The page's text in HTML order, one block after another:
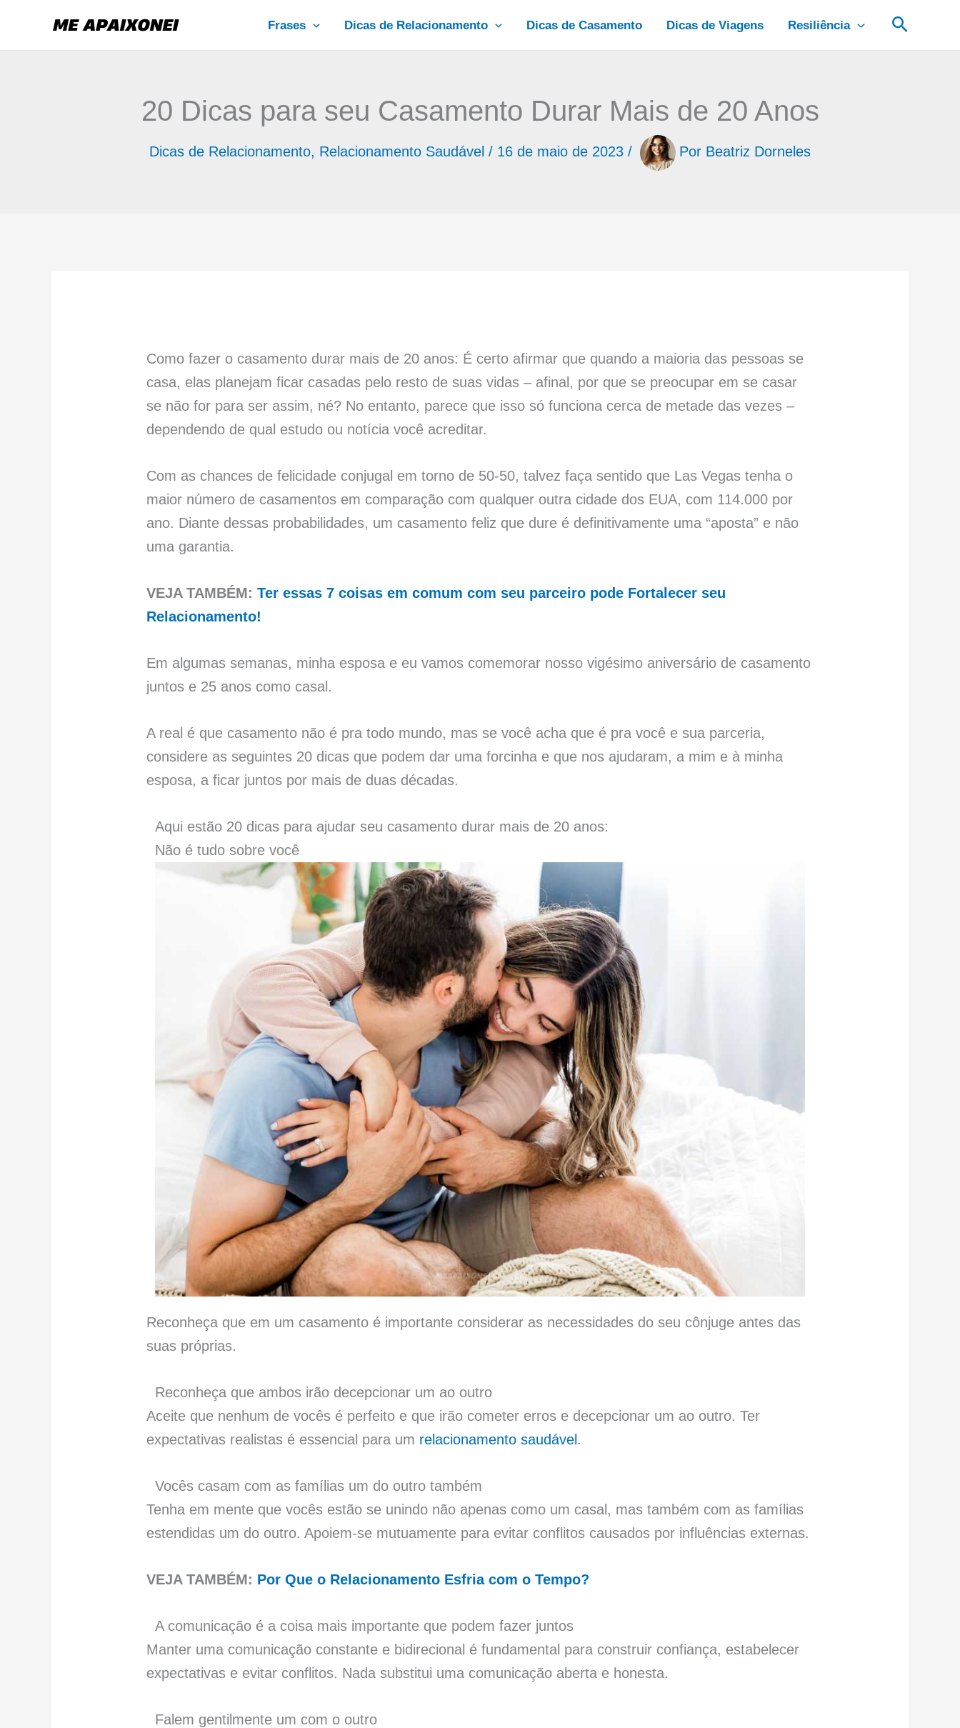
Frases Dicas de Relacionamento Dicas de Casamento Dicas de Viagens Resiliência
20 Dicas para seu Casamento Durar Mais de 20 Anos
Dicas de Relacionamento, Relacionamento Saudável / 16 de maio de 2023 / Por Beatriz Dorneles
Como fazer o casamento durar mais de 20 anos: É certo afirmar que quando a maioria das pessoas se
casa, elas planejam ficar casadas pelo resto de suas vidas – afinal, por que se preocupar em se casar
se não for para ser assim, né? No entanto, parece que isso só funciona cerca de metade das vezes –
dependendo de qual estudo ou notícia você acreditar.
Com as chances de felicidade conjugal em torno de 50-50, talvez faça sentido que Las Vegas tenha o
maior número de casamentos em comparação com qualquer outra cidade dos EUA, com 114.000 por
ano. Diante dessas probabilidades, um casamento feliz que dure é definitivamente uma “aposta” e não
uma garantia.
VEJA TAMBÉM:Ter essas 7 coisas em comum com seu parceiro pode Fortalecer seu
Relacionamento!
Em algumas semanas, minha esposa e eu vamos comemorar nosso vigésimo aniversário de casamento
juntos e 25 anos como casal.
A real é que casamento não é pra todo mundo, mas se você acha que é pra você e sua parceria,
considere as seguintes 20 dicas que podem dar uma forcinha e que nos ajudaram, a mim e à minha
esposa, a ficar juntos por mais de duas décadas.
Aqui estão 20 dicas para ajudar seu casamento durar mais de 20 anos:
Não é tudo sobre você
Reconheça que em um casamento é importante considerar as necessidades do seu cônjuge antes das
suas próprias.
Reconheça que ambos irão decepcionar um ao outro
Aceite que nenhum de vocês é perfeito e que irão cometer erros e decepcionar um ao outro. Ter
expectativas realistas é essencial para um relacionamento saudável.
Vocês casam com as famílias um do outro também
Tenha em mente que vocês estão se unindo não apenas como um casal, mas também com as famílias
estendidas um do outro. Apoiem-se mutuamente para evitar conflitos causados por influências externas.
VEJA TAMBÉM: Por Que o Relacionamento Esfria com o Tempo?
A comunicação é a coisa mais importante que podem fazer juntos
Manter uma comunicação constante e bidirecional é fundamental para construir confiança, estabelecer
expectativas e evitar conflitos. Nada substitui uma comunicação aberta e honesta.
Falem gentilmente um com o outro